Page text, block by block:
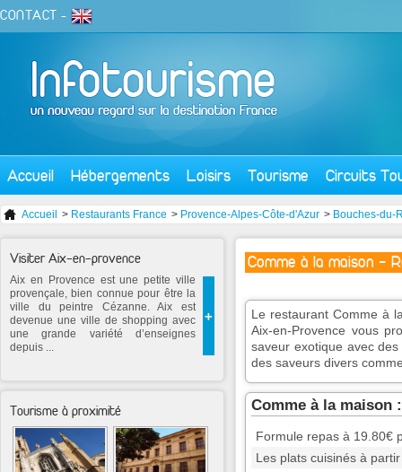
CONTACT -
Accueil Hébergements Loisirs Tourisme Circuits
Accueil > Restaurants France > Provence-Alpes-Côte-d'Azur > Bouches-du-
Comme à la maison -
Le restaurant Comme à
Aix-en-Provence vous
saveur exotique avec
des saveurs divers
Comme à la maison
Formule repas à 19.80€
Les plats cuisinés à
Visiter Aix-en-provence
+
Aix en Provence est une petite ville
provençale, bien connue pour être la
ville du peintre Cézanne. Aix est
devenue une ville de shopping avec
une grande variété d’enseignes
depuis ...
Tourisme à proximité